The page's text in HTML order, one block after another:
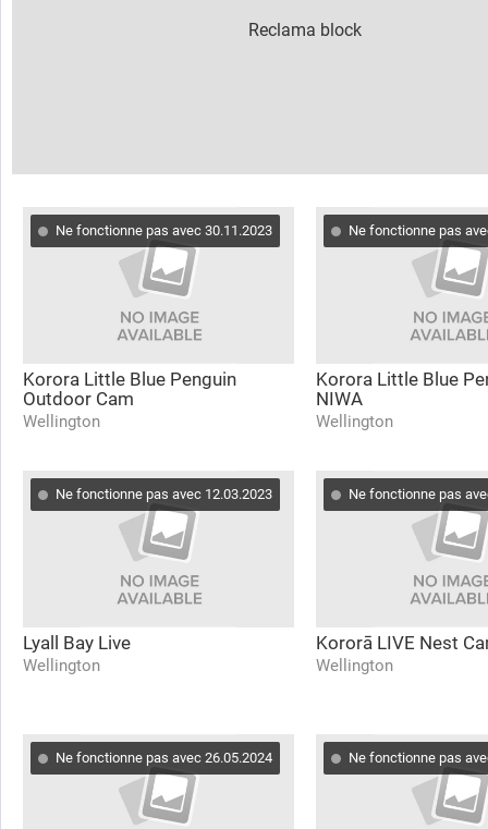
Ne fonctionne pas avec 30.11.2023
Korora Little Blue Penguin
Outdoor Cam
Wellington
Ne fonctionne pas
Korora Little Blue
NIWA
Wellington
Ne fonctionne pas avec 12.03.2023
Lyall Bay Live
Wellington
Ne fonctionne pas
Kororā LIVE Nest
Wellington
Ne fonctionne pas avec 26.05.2024 Ne fonctionne pas